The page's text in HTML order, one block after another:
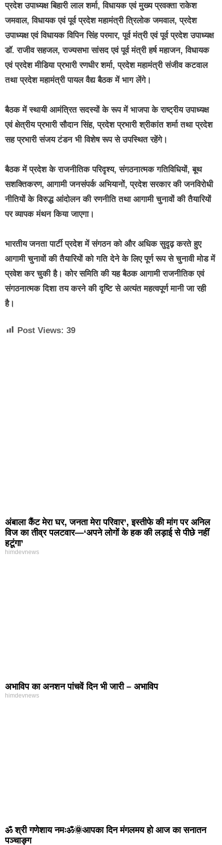
प्रदेश उपाध्यक्ष बिहारी लाल शर्मा, विधायक एवं मुख्य प्रवक्ता राकेश
जमवाल, विधायक एवं पूर्व प्रदेश महामंत्री त्रिलोक जमवाल, प्रदेश
उपाध्यक्ष एवं विधायक विपिन सिंह परमार, पूर्व मंत्री एवं पूर्व प्रदेश उपाध्यक्ष
डॉ. राजीव सहजल, राज्यसभा सांसद एवं पूर्व मंत्री हर्ष महाजन, विधायक
एवं प्रदेश मीडिया प्रभारी रणधीर शर्मा, प्रदेश महामंत्री संजीव कटवाल
तथा प्रदेश महामंत्री पायल वैद्य बैठक में भाग लेंगे।
बैठक में स्थायी आमंत्रित सदस्यों के रूप में भाजपा के राष्ट्रीय उपाध्यक्ष
एवं क्षेत्रीय प्रभारी सौदान सिंह, प्रदेश प्रभारी श्रीकांत शर्मा तथा प्रदेश
सह प्रभारी संजय टंडन भी विशेष रूप से उपस्थित रहेंगे।
बैठक में प्रदेश के राजनीतिक परिदृश्य, संगठनात्मक गतिविधियों, बूथ
सशक्तिकरण, आगामी जनसंपर्क अभियानों, प्रदेश सरकार की जनविरोधी
नीतियों के विरुद्ध आंदोलन की रणनीति तथा आगामी चुनावों की तैयारियों
पर व्यापक मंथन किया जाएगा।
भारतीय जनता पार्टी प्रदेश में संगठन को और अधिक सुदृढ़ करते हुए
आगामी चुनावों की तैयारियों को गति देने के लिए पूर्ण रूप से चुनावी मोड में
प्रवेश कर चुकी है। कोर समिति की यह बैठक आगामी राजनीतिक एवं
संगठनात्मक दिशा तय करने की दृष्टि से अत्यंत महत्वपूर्ण मानी जा रही
है।
Post Views: 39
अंबाला कैंट मेरा घर, जनता मेरा परिवार’, इस्तीफे की मांग पर अनिल
विज का तीव्र पलटवार—‘अपने लोगों के हक की लड़ाई से पीछे नहीं
हटूंगा’
himdevnews
अभाविप का अनशन पांचवें दिन भी जारी – अभाविप
himdevnews
ॐ श्री गणेशाय नमःॐ🌞आपका दिन मंगलमय हो आज का सनातन
पञ्चाङ्ग